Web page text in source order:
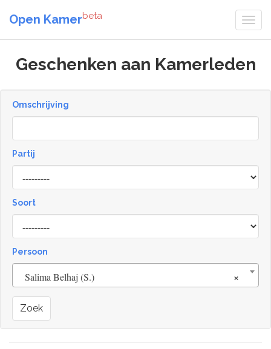
Open Kamerbeta
Geschenken aan Kamerleden
Omschrijving
Partij
Soort
Type
Persoon
×
Salima Belhaj (S.)
Zoek